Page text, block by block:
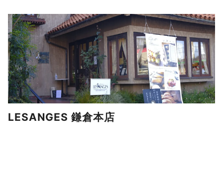
LESANGES 鎌倉本店